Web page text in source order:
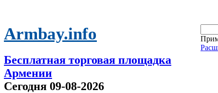
Armbay.info
Бесплатная торговая площадка
Армении
Сегодня 09-08-2026